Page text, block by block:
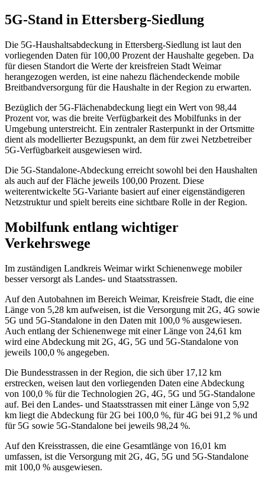
5G-Stand in Ettersberg-Siedlung
Die 5G-Haushaltsabdeckung in Ettersberg-Siedlung ist laut den
vorliegenden Daten für 100,00 Prozent der Haushalte gegeben. Da
für diesen Standort die Werte der kreisfreien Stadt Weimar
herangezogen werden, ist eine nahezu flächendeckende mobile
Breitbandversorgung für die Haushalte in der Region zu erwarten.
Bezüglich der 5G-Flächenabdeckung liegt ein Wert von 98,44
Prozent vor, was die breite Verfügbarkeit des Mobilfunks in der
Umgebung unterstreicht. Ein zentraler Rasterpunkt in der Ortsmitte
dient als modellierter Bezugspunkt, an dem für zwei Netzbetreiber
5G-Verfügbarkeit ausgewiesen wird.
Die 5G-Standalone-Abdeckung erreicht sowohl bei den Haushalten
als auch auf der Fläche jeweils 100,00 Prozent. Diese
weiterentwickelte 5G-Variante basiert auf einer eigenständigeren
Netzstruktur und spielt bereits eine sichtbare Rolle in der Region.
Mobilfunk entlang wichtiger
Verkehrswege
Im zuständigen Landkreis Weimar wirkt Schienenwege mobiler
besser versorgt als Landes- und Staatsstrassen.
Auf den Autobahnen im Bereich Weimar, Kreisfreie Stadt, die eine
Länge von 5,28 km aufweisen, ist die Versorgung mit 2G, 4G sowie
5G und 5G-Standalone in den Daten mit 100,0 % ausgewiesen.
Auch entlang der Schienenwege mit einer Länge von 24,61 km
wird eine Abdeckung mit 2G, 4G, 5G und 5G-Standalone von
jeweils 100,0 % angegeben.
Die Bundesstrassen in der Region, die sich über 17,12 km
erstrecken, weisen laut den vorliegenden Daten eine Abdeckung
von 100,0 % für die Technologien 2G, 4G, 5G und 5G-Standalone
auf. Bei den Landes- und Staatsstrassen mit einer Länge von 5,92
km liegt die Abdeckung für 2G bei 100,0 %, für 4G bei 91,2 % und
für 5G sowie 5G-Standalone bei jeweils 98,24 %.
Auf den Kreisstrassen, die eine Gesamtlänge von 16,01 km
umfassen, ist die Versorgung mit 2G, 4G, 5G und 5G-Standalone
mit 100,0 % ausgewiesen.